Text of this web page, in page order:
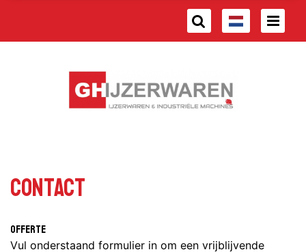
Contact
Offerte
Vul onderstaand formulier in om een vrijblijvende